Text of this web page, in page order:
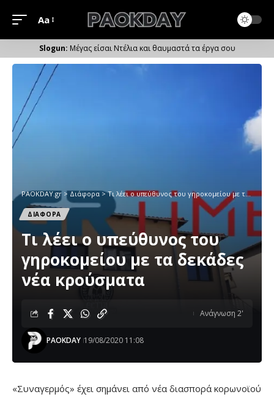
Μέγεθος
Γραμματοσειράς
Aa
Μέγας είσαι Ντέλια και θαυμαστά τα έργα σου
PAOKDAY.gr >Διάφορα>Τι λέει ο υπεύθυνος του γηροκομείου με τα δεκάδες νέα κρούσματα
ΔΙΑΦΟΡΑ
Τι λέει ο υπεύθυνος του
γηροκομείου με τα δεκάδες
νέα κρούσματα
PAOKDAY 19/08/2020 11:08
Ανάγνωση 2'
«Συναγερμός» έχει σημάνει από νέα διασπορά κορωνοϊού